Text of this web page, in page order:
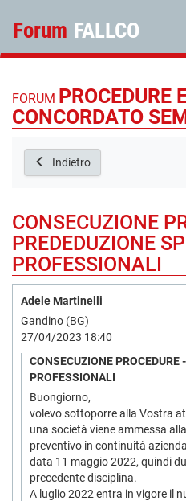
Forum FALLCO
FORUM PROCEDURE
CONCORDATO
Indietro
CONSECUZIONE
PREDEDUZIONE
PROFESSIONALI
Adele Martinelli
Gandino (BG)
27/04/2023 18:40
CONSECUZIONE PROCEDURE
PROFESSIONALI
Buongiorno,
volevo sottoporre alla Vostra
una società viene ammessa
preventivo in continuità
data 11 maggio 2022, quindi
precedente disciplina.
A luglio 2022 entra in vigore il